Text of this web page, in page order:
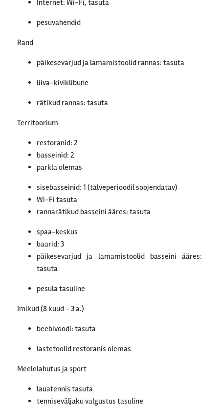
Internet: Wi-Fi, tasuta
pesuvahendid
Rand
päikesevarjud ja lamamistoolid rannas: tasuta
liiva-kiviklibune
rätikud rannas: tasuta
Territoorium
restoranid: 2
basseinid: 2
parkla olemas
sisebasseinid: 1 (talveperioodil soojendatav)
Wi-Fi tasuta
rannarätikud basseini ääres: tasuta
spaa-keskus
baarid: 3
päikesevarjud ja lamamistoolid basseini ääres:
tasuta
pesula tasuline
Imikud (8 kuud - 3 a.)
beebivoodi: tasuta
lastetoolid restoranis olemas
Meelelahutus ja sport
lauatennis tasuta
tenniseväljaku valgustus tasuline